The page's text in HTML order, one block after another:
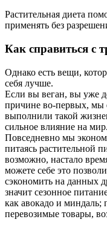
Растительная диета
применять без
Как справиться с
Однако есть вещи,
себя лучше.
Если вы веган, вы уже
причине во-первых, мы
выполнили такой
сильное влияние на
Повседневно мы
питаясь растительной
возможно, настало
можете себе это
сэкономить на данных
значит сезонное
как авокадо и миндаль;
перевозимые товары,